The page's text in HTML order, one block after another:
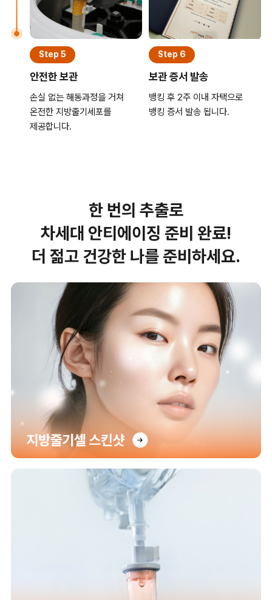
Step 5
안전한 보관
손실 없는 해동과정을 거쳐
온전한 지방줄기세포를
제공합니다.
Step 6
보관 증서 발송
뱅킹 후 2주 이내 자택으로
뱅킹 증서 발송 됩니다.
한 번의 추출로
차세대 안티에이징 준비 완료!
더 젊고 건강한 나를 준비하세요.